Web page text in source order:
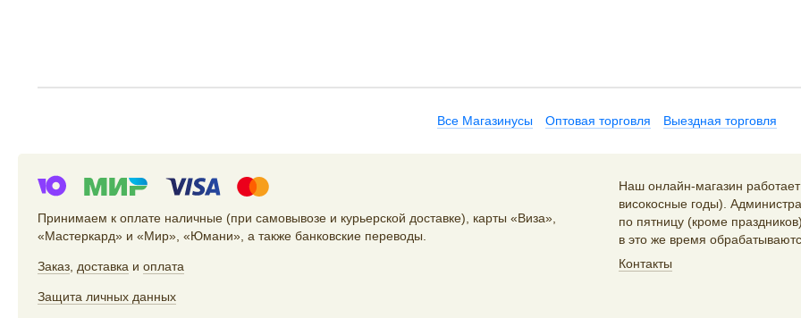
Все Магазинусы Оптовая торговля Выездная торговля
Принимаем к оплате наличные (при самовывозе и курьерской доставке), карты «Виза»,
«Мастеркард» и «Мир», «Юмани», а также банковские переводы.
Заказ доставка и оплата
Защита личных данных
Наш онлайн-магазин
високосные годы).
по пятницу (кроме
в это же время
Контакты